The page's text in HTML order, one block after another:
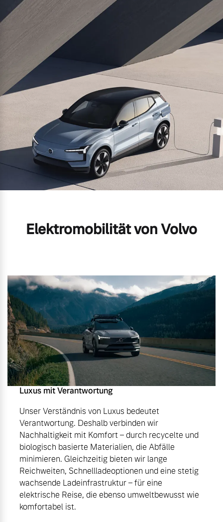
Elektromobilität von Volvo
Luxus mit Verantwortung
Unser Verständnis von Luxus bedeutet
Verantwortung. Deshalb verbinden wir
Nachhaltigkeit mit Komfort – durch recycelte und
biologisch basierte Materialien, die Abfälle
minimieren. Gleichzeitig bieten wir lange
Reichweiten, Schnellladeoptionen und eine stetig
wachsende Ladeinfrastruktur – für eine
elektrische Reise, die ebenso umweltbewusst wie
komfortabel ist.